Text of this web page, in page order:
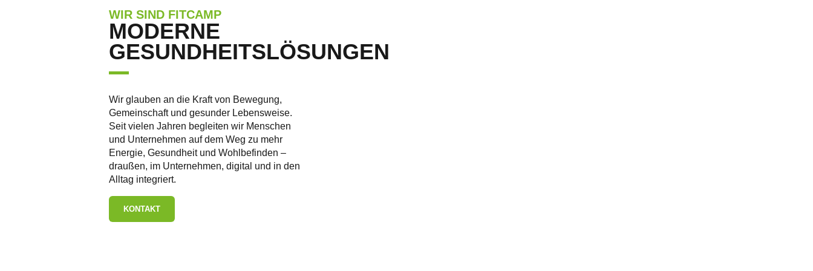
WIR SIND FITCAMP
MODERNE
GESUNDHEITSLÖSUNGEN
Wir glauben an die Kraft von Bewegung,
Gemeinschaft und gesunder Lebensweise.
Seit vielen Jahren begleiten wir Menschen
und Unternehmen auf dem Weg zu mehr
Energie, Gesundheit und Wohlbefinden –
draußen, im Unternehmen, digital und in den
Alltag integriert.
KONTAKT